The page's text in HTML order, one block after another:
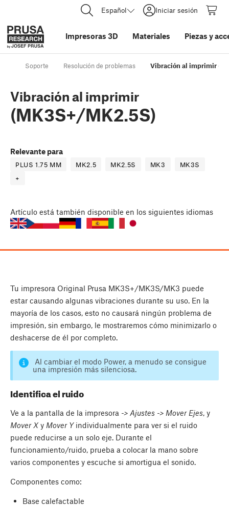
Español Iniciar sesión
Impresoras 3D Materiales Piezas y
Soporte Resolución de problemas Vibración al imprimir
Vibración al imprimir
(MK3S+/MK2.5S)
Relevante para
PLUS 1.75 MM MK2.5 MK2.5S MK3
MK3S
+
Artículo está también disponible en los siguientes idiomas
Tu impresora Original Prusa MK3S+/MK3S/MK3 puede
estar causando algunas vibraciones durante su uso. En la
mayoría de los casos, esto no causará ningún problema de
impresión, sin embargo, le mostraremos cómo minimizarlo o
deshacerse de él por completo.
Al cambiar el modo Power, a menudo se consigue
una impresión más silenciosa.
Identifica el ruido
Ve a la pantalla de la impresora -> Ajustes -> Mover Ejes, y
Mover Xy Mover Yindividualmente para ver si el ruido
puede reducirse a un solo eje. Durante el
funcionamiento/ruido, prueba a colocar la mano sobre
varios componentes y escuche si amortigua el sonido.
Componentes como:
Base calefactable